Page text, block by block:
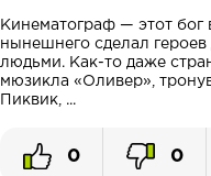
Кинематограф — этот бог
нынешнего сделал
людьми. Как-то даже
мюзикла «Оливер»,
Пиквик, ...
0 0